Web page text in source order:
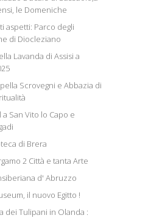
le Domeniche
aspetti: Parco degli
di Diocleziano
Lavanda di Assisi a
Scrovegni e Abbazia di
a San Vito lo Capo e
di Brera
2 Città e tanta Arte
d' Abruzzo
il nuovo Egitto !
dei Tulipani in Olanda :